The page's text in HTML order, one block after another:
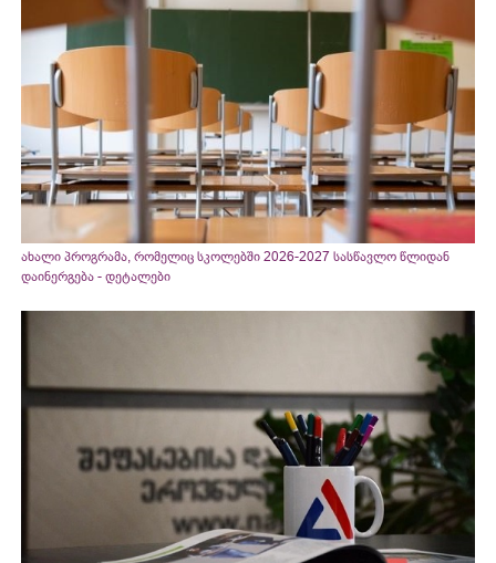
ახალი პროგრამა, რომელიც სკოლებში 2026-2027 სასწავლო წლიდან
დაინერგება - დეტალები